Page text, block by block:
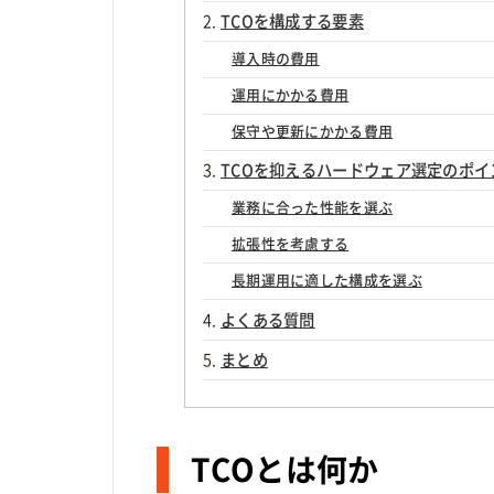
TCOを構成する要素
導入時の費用
運用にかかる費用
保守や更新にかかる費用
TCOを抑えるハードウェア選定のポイ
業務に合った性能を選ぶ
拡張性を考慮する
長期運用に適した構成を選ぶ
よくある質問
まとめ
TCOとは何か